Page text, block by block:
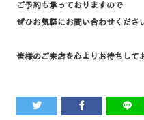
ご予約も承っておりますので
ぜひお気軽にお問い合わせくださ
皆様のご来店を心よりお待ちして